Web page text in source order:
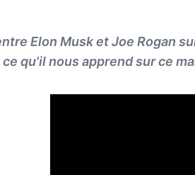
Elon Musk et Joe Rogan
qu'il nous apprend sur ce